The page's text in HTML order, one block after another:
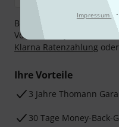
Impressum ·
Bezahlen Sie vertraulich
Vorkasse, PayPal, Amazon
Klarna Ratenzahlung
Ihre Vorteile
3 Jahre Thomann
30 Tage Money-Back-